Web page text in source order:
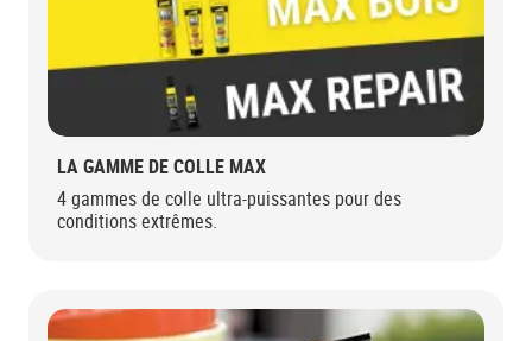
LA GAMME DE COLLE MAX
4 gammes de colle ultra-puissantes pour des
conditions extrêmes.